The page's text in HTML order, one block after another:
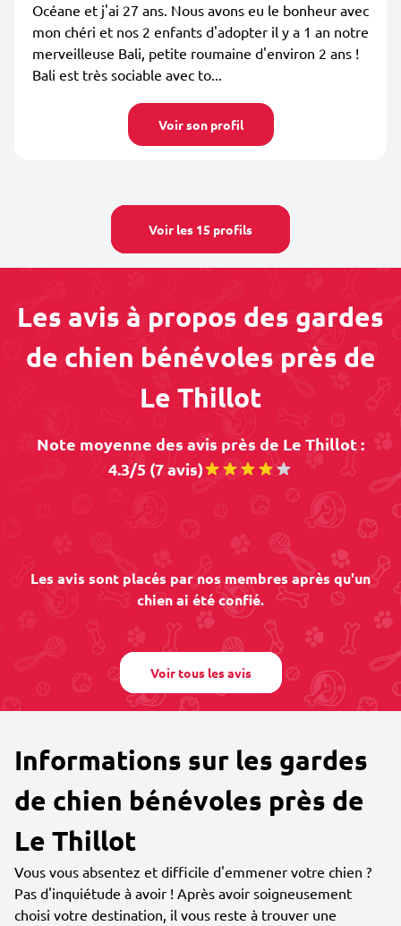
Océane et j'ai 27 ans. Nous avons eu le bonheur avec
mon chéri et nos 2 enfants d'adopter il y a 1 an notre
merveilleuse Bali, petite roumaine d'environ 2 ans !
Bali est très sociable avec to...
Voir son profil
Voir les 15 profils
Les avis à propos des gardes
de chien bénévoles près de
Le Thillot
Note moyenne des avis près de Le Thillot :
4.3/5 (7 avis)
Les avis sont placés par nos membres après qu'un
chien ai été confié.
Voir tous les avis
Informations sur les gardes
de chien bénévoles près de
Le Thillot
Vous vous absentez et difficile d'emmener votre chien ?
Pas d'inquiétude à avoir ! Après avoir soigneusement
choisi votre destination, il vous reste à trouver une